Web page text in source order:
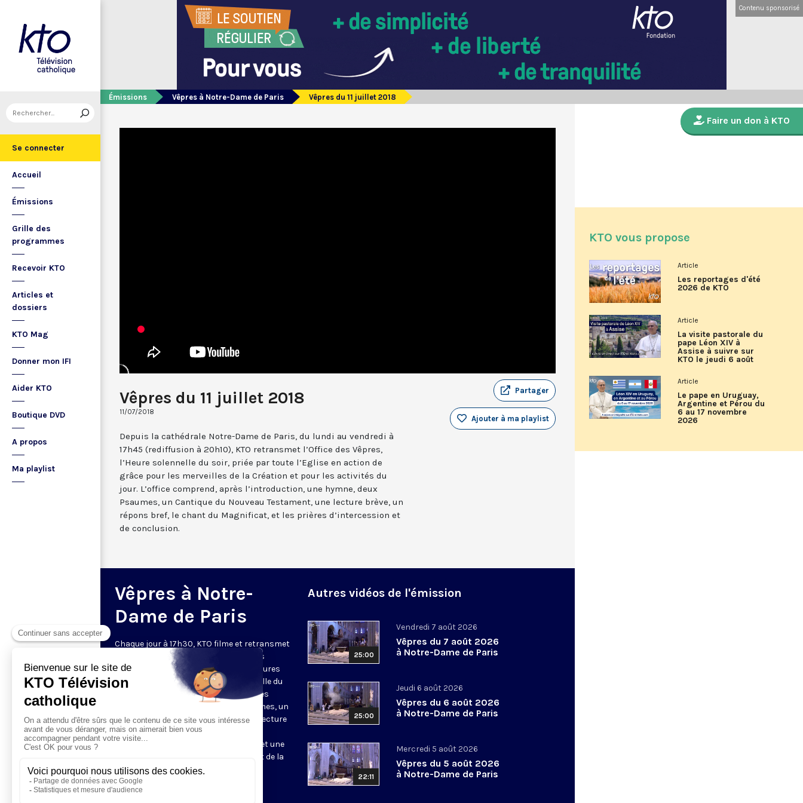
Se connecter
Accueil
Émissions
Grille des
programmes
Recevoir KTO
Articles et
dossiers
KTO Mag
Donner mon IFI
Aider KTO
Boutique DVD
A propos
Ma playlist
Contenu sponsorisé
Émissions Vêpres à Notre-Dame de Paris Vêpres du 11 juillet 2018
Vêpres du 11 juillet 2018
11/07/2018
Partager
Ajouter à ma playlist
Depuis la cathédrale Notre-Dame de Paris, du lundi au vendredi à
17h45 (rediffusion à 20h10), KTO retransmet l’Office des Vêpres,
l’Heure solennelle du soir, priée par toute l’Eglise en action de
grâce pour les merveilles de la Création et pour les activités du
jour. L’office comprend, après l’introduction, une hymne, deux
Psaumes, un Cantique du Nouveau Testament, une lecture brève, un
répons bref, le chant du Magnificat, et les prières d’intercession et
de conclusion.
Vêpres à Notre-
Dame de Paris
Chaque jour à 17h30, KTO filme et retransmet
les Vêpres depuis Notre-Dame de Paris
rouverte. Les Vêpres font partie des Heures
de l’Office divin, c’est la prière solennelle du
soir. L’office de Vêpres comprend, après
l’introduction, une hymne, deux Psaumes, un
Cantique du Nouveau Testament, une lecture
brève, le chant d’actions de grâces du
Magnificat, les prières d’intercession et une
brève oraison. Les textes des Vêpres et de la
messe sont presque toujours ceux
qu’indiquent le site
Autres vidéos de l'émission
25:00
Vendredi 7 août 2026
Vêpres du 7 août 2026
à Notre-Dame de Paris
25:00
Jeudi 6 août 2026
Vêpres du 6 août 2026
à Notre-Dame de Paris
22:11
Mercredi 5 août 2026
Vêpres du 5 août 2026
à Notre-Dame de Paris
Faire un don à KTO
KTO vous propose
Article
Les reportages d'été
2026 de KTO
Article
La visite pastorale du
pape Léon XIV à
Assise à suivre sur
KTO le jeudi 6 août
Article
Le pape en Uruguay,
Argentine et Pérou du
6 au 17 novembre
2026